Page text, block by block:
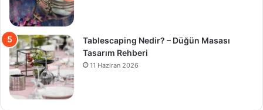
Tablescaping Nedir? – Düğün Masası
Tasarım Rehberi
11 Haziran 2026